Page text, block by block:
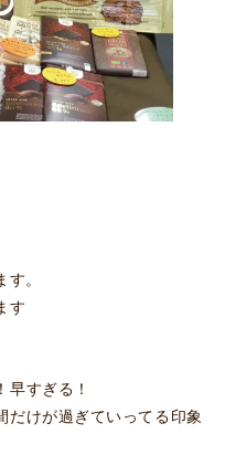
。
す
すぎる！
だけが過ぎていってる印象